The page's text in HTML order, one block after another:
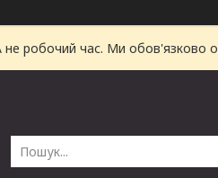
робочий час. Ми обов'язково